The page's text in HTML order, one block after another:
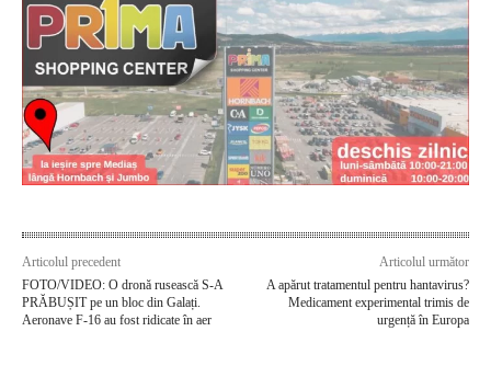
Articolul precedent
FOTO/VIDEO: O dronă rusească S-A
PRĂBUȘIT pe un bloc din Galați.
Aeronave F-16 au fost ridicate în aer
Articolul următor
A apărut tratamentul pentru hantavirus?
Medicament experimental trimis de
urgență în Europa